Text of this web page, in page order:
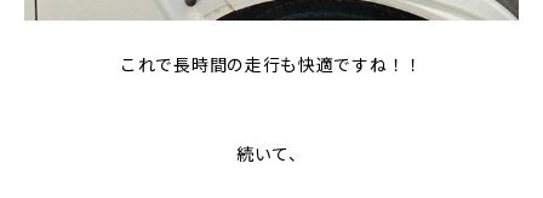
これで長時間の走行も快適ですね！！
続いて、